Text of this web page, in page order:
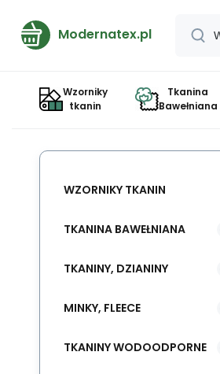
Modernatex.pl
Wzorniky
tkanin
Tkanina
Bawełniana
WZORNIKY TKANIN
TKANINA BAWEŁNIANA
TKANINY, DZIANINY
MINKY, FLEECE
TKANINY WODOODPORNE